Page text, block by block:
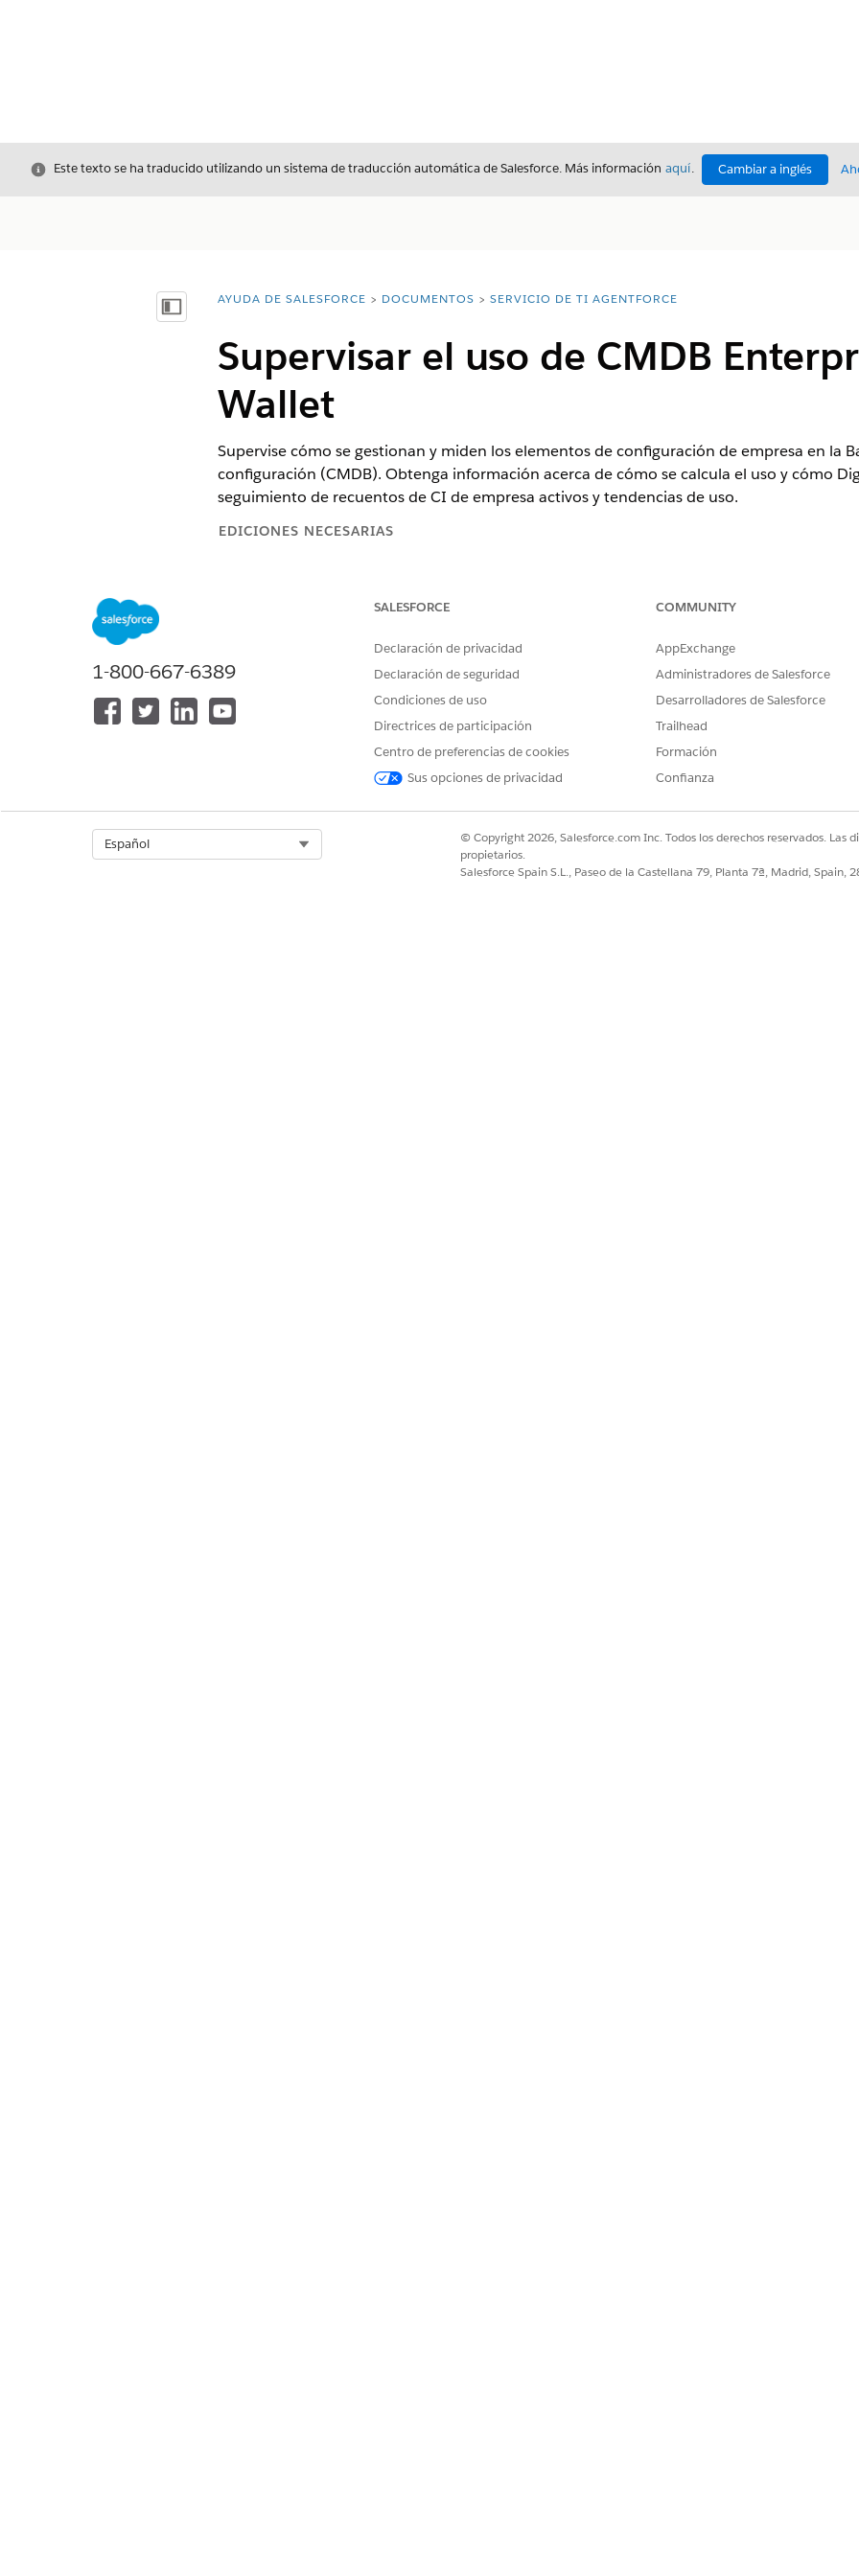
Cerrar
Este texto se ha traducido utilizando un sistema de traducción automática de Salesforce. Más información aquí. Cambiar a inglés
Mostrar índice de materias
Usted está aquí:
AYUDA DE SALESFORCE DOCUMENTOS SERVICIO DE TI AGENTFORCE
Supervisar el uso de CMDB
Wallet
Supervise cómo se gestionan y miden los elementos de configuración de empresa en la
configuración (CMDB). Obtenga información acerca de cómo se calcula el uso y cómo
seguimiento de recuentos de CI de empresa activos y tendencias de uso.
EDICIONES NECESARIAS
Disponible en: EdicionesEnterprise con Agentforce IT Service que
La licencia CMDB Enterprise permite a las organizaciones gestionar elementos de configuración
basadas en el uso para cualificar elementos de configuración.
Consideraciones de facturación para CMDB Enterprise
Salesforce mide los elementos de configuración empresarial activos utilizando una ventana de
¿RESOLVIÓ ESTE ARTÍCULO SU PROBLEMA?
¡Háganos saber cómo podemos mejorar!
1-800-667-6389
SALESFORCE
Declaración de privacidad
Declaración de seguridad
Condiciones de uso
Directrices de participación
Centro de preferencias de cookies
Sus opciones de privacidad
COMMUNITY
AppExchange
Administradores de Salesforce
Desarrolladores de Salesforce
Trailhead
Formación
Confianza
Español
© Copyright 2026, Salesforce.com Inc. Todos los derechos reservados. Las
propietarios.
Salesforce Spain S.L., Paseo de la Castellana 79, Planta 7ª, Madrid, Spain,